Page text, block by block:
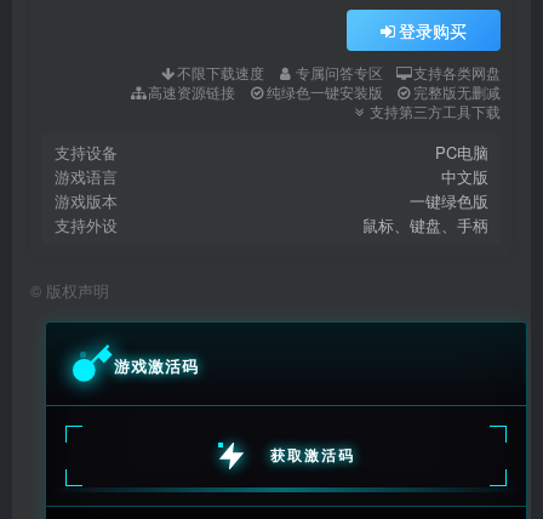
登录购买
不限下载速度 专属问答专区
支持各类网盘
高速资源链接
纯绿色一键安装版
完整版无删减
支持第三方工具下载
支持设备
PC电脑
游戏语言
中文版
游戏版本
一键绿色版
支持外设
鼠标、键盘、手柄
© 版权声明
游戏激活码
获取激活码